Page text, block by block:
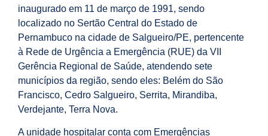
inaugurado em 11 de março de 1991, sendo
localizado no Sertão Central do Estado de
Pernambuco na cidade de Salgueiro/PE, pertencente
à Rede de Urgência a Emergência (RUE) da VII
Gerência Regional de Saúde, atendendo sete
municípios da região, sendo eles: Belém do São
Francisco, Cedro Salgueiro, Serrita, Mirandiba,
Verdejante, Terra Nova.
A unidade hospitalar conta com Emergências